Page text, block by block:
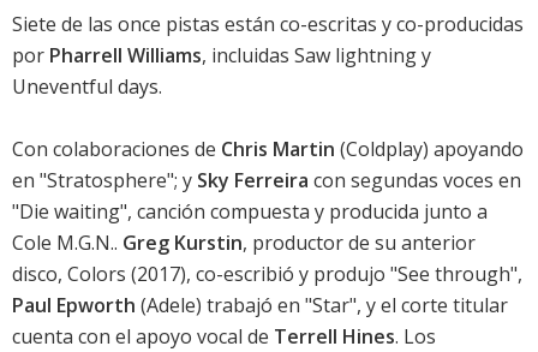
Siete de las once pistas están co-escritas y co-producidas
por Pharrell Williams, incluidas Saw lightningy
Uneventful days.
Con colaboraciones de Chris Martin (Coldplay) apoyando
en "Stratosphere"; y Sky Ferreira con segundas voces en
"Die waiting", canción compuesta y producida junto a
Cole M.G.N.. Greg Kurstin, productor de su anterior
disco, Colors (2017), co-escribió y produjo "See through",
Paul Epworth (Adele) trabajó en "Star", y el corte titular
cuenta con el apoyo vocal de Terrell Hines. Los